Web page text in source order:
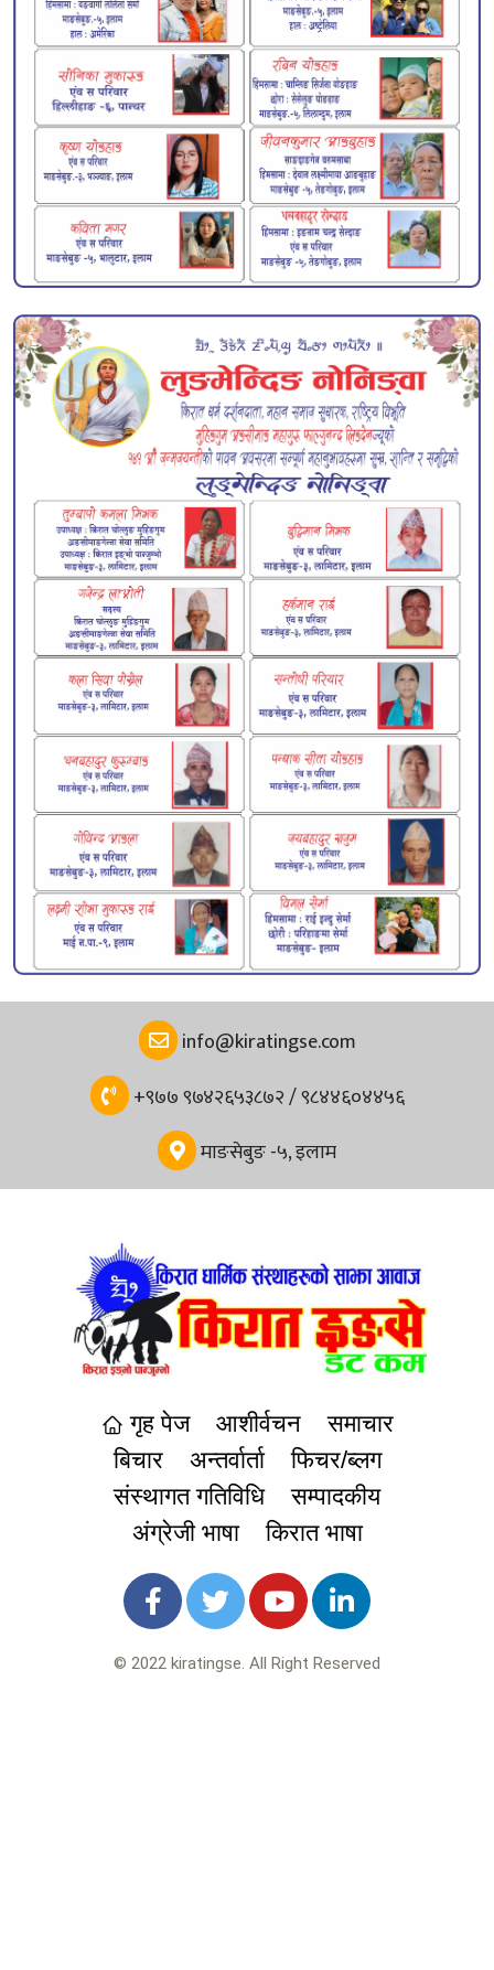
info@kiratingse.com
+९७७ ९७४२६५३८७२ / ९८४४६०४४५६
माङसेबुङ -५, इलाम
गृह पेज आशीर्वचन
समाचार
बिचार
अन्तर्वार्ता
फिचर/ब्लग
संस्थागत गतिविधि
सम्पादकीय
अंग्रेजी भाषा
किरात भाषा
© 2022 kiratingse. All Right Reserved